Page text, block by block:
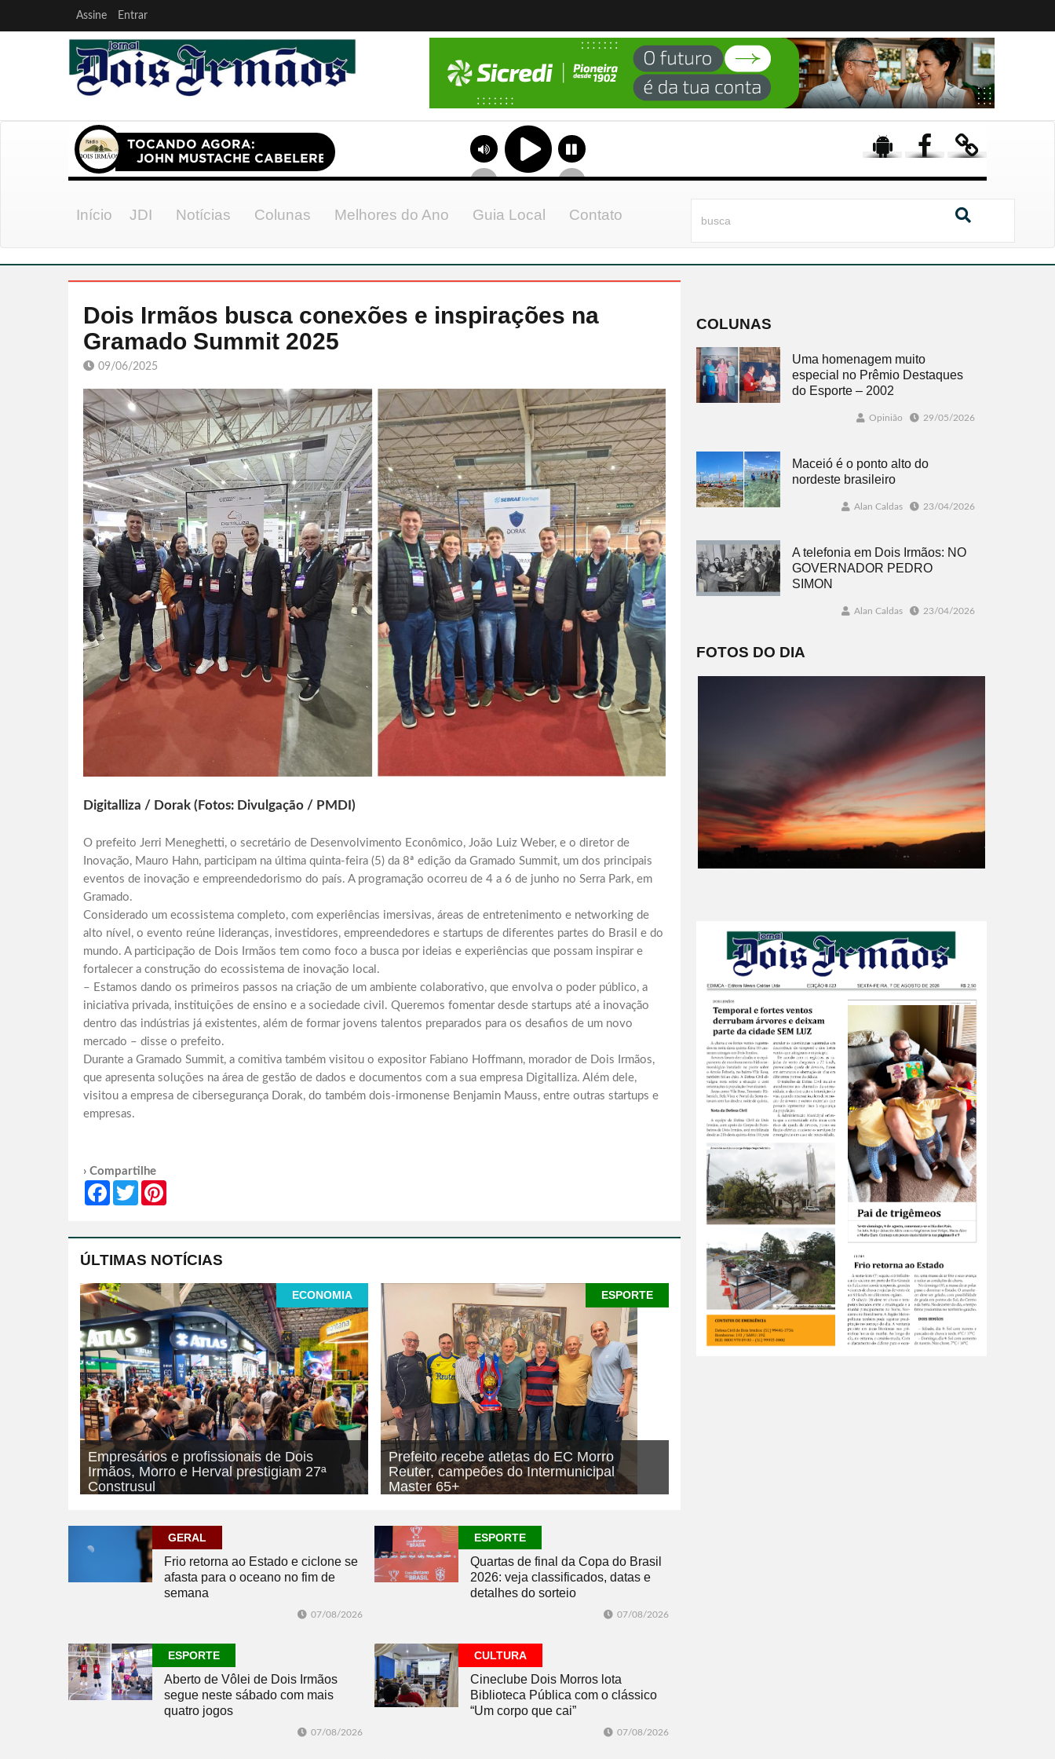
Assine Entrar
Início JDI Notícias Colunas Melhores do Ano Guia Local Contato
Dois Irmãos busca conexões e inspirações na
Gramado Summit 2025
09/06/2025
Digitalliza / Dorak (Fotos: Divulgação / PMDI)
O prefeito Jerri Meneghetti, o secretário de Desenvolvimento Econômico, João Luiz Weber, e o diretor de
Inovação, Mauro Hahn, participam na última quinta-feira (5) da 8ª edição da Gramado Summit, um dos principais
eventos de inovação e empreendedorismo do país. A programação ocorreu de 4 a 6 de junho no Serra Park, em
Gramado.
Considerado um ecossistema completo, com experiências imersivas, áreas de entretenimento e networking de
alto nível, o evento reúne lideranças, investidores, empreendedores e startups de diferentes partes do Brasil e do
mundo. A participação de Dois Irmãos tem como foco a busca por ideias e experiências que possam inspirar e
fortalecer a construção do ecossistema de inovação local.
– Estamos dando os primeiros passos na criação de um ambiente colaborativo, que envolva o poder público, a
iniciativa privada, instituições de ensino e a sociedade civil. Queremos fomentar desde startups até a inovação
dentro das indústrias já existentes, além de formar jovens talentos preparados para os desafios de um novo
mercado – disse o prefeito.
Durante a Gramado Summit, a comitiva também visitou o expositor Fabiano Hoffmann, morador de Dois Irmãos,
que apresenta soluções na área de gestão de dados e documentos com a sua empresa Digitalliza. Além dele,
visitou a empresa de cibersegurança Dorak, do também dois-irmonense Benjamin Mauss, entre outras startups e
empresas.
› Compartilhe
FacebookTwitter
ÚLTIMAS NOTÍCIAS
ECONOMIA
Empresários e profissionais de Dois
Irmãos, Morro e Herval prestigiam 27ª
Construsul
ESPORTE
Prefeito recebe atletas do EC Morro
Reuter, campeões do Intermunicipal
Master 65+
GERAL
Frio retorna ao Estado e ciclone se
afasta para o oceano no fim de
semana
07/08/2026
ESPORTE
Quartas de final da Copa do Brasil
2026: veja classificados, datas e
detalhes do sorteio
07/08/2026
ESPORTE
Aberto de Vôlei de Dois Irmãos
segue neste sábado com mais
quatro jogos
07/08/2026
CULTURA
Cineclube Dois Morros lota
Biblioteca Pública com o clássico
“Um corpo que cai”
07/08/2026
COLUNAS
Uma homenagem muito
especial no Prêmio Destaques
do Esporte – 2002
Opinião 29/05/2026
Maceió é o ponto alto do
nordeste brasileiro
Alan Caldas 23/04/2026
A telefonia em Dois Irmãos: NO
GOVERNADOR PEDRO
SIMON
Alan Caldas 23/04/2026
FOTOS DO DIA